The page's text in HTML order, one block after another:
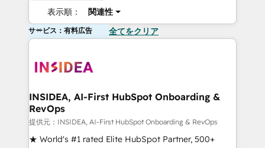
表示順： 関連性
サービス：有料広告 全てをクリア
INSIDEA, AI-First HubSpot Onboarding &
RevOps
提供元：INSIDEA, AI-First HubSpot Onboarding & RevOps
★ World's #1 rated Elite HubSpot Partner, 500+